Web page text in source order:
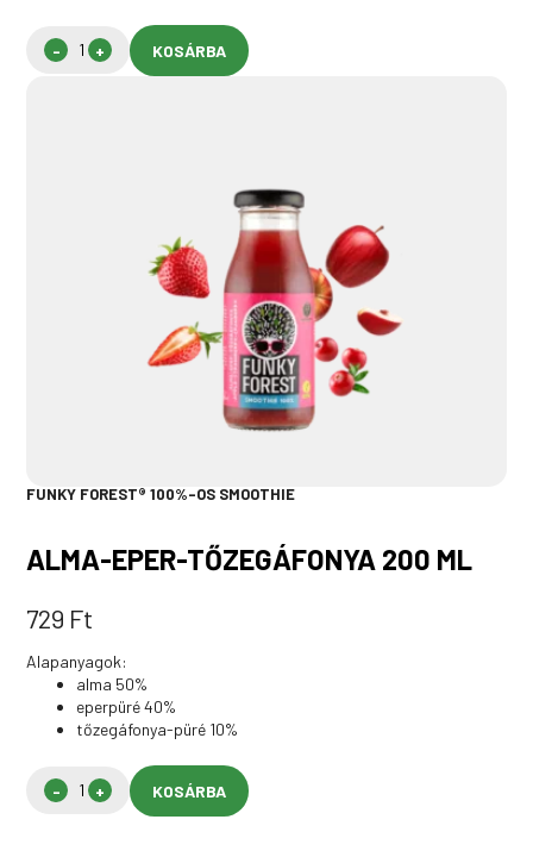
KOSÁRBA
FUNKY FOREST® 100%-OS SMOOTHIE
ALMA-EPER-TŐZEGÁFONYA 200 ML
729 Ft
Alapanyagok:
alma 50%
eperpüré 40%
tőzegáfonya-püré 10%
KOSÁRBA